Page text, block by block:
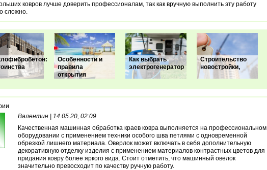
ковров лучше доверить профессионалам, так как вручную выполнить эту работу
сложно.
Особенности и
правила
открытия
Как выбрать
электрогенератор
Строительство
новостройки,
Валентин | 14.05.20, 02:09
Качественная машинная обработка краев ковра выполняется на профессиональном
оборудовании с применением техники особого шва петлями с одновременной
обрезкой лишнего материала. Оверлок может включать в себя дополнительную
декоративную отделку изделия с применением материалов контрастных цветов для
придания ковру более яркого вида. Стоит отметить, что машинный овелок
значительно превосходит по качеству ручную работу.